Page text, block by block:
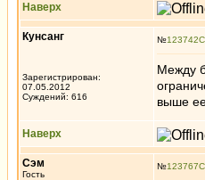
Наверх
Кунсанг
Зарегистрирован:
07.05.2012
Суждений: 616
№123742
Между
выше
Наверх
Сэм
Гость
№123767